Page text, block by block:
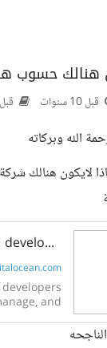
هنالك
قبل 10 سنوات قبل 9 سنوات
الله وبركاته
لايكون هنالك
DigitalOcean – The developer cloud
and
any size –